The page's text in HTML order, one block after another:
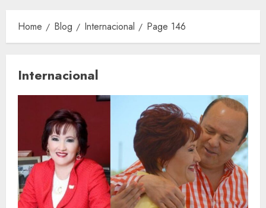
Home Blog Internacional Page 146
Internacional